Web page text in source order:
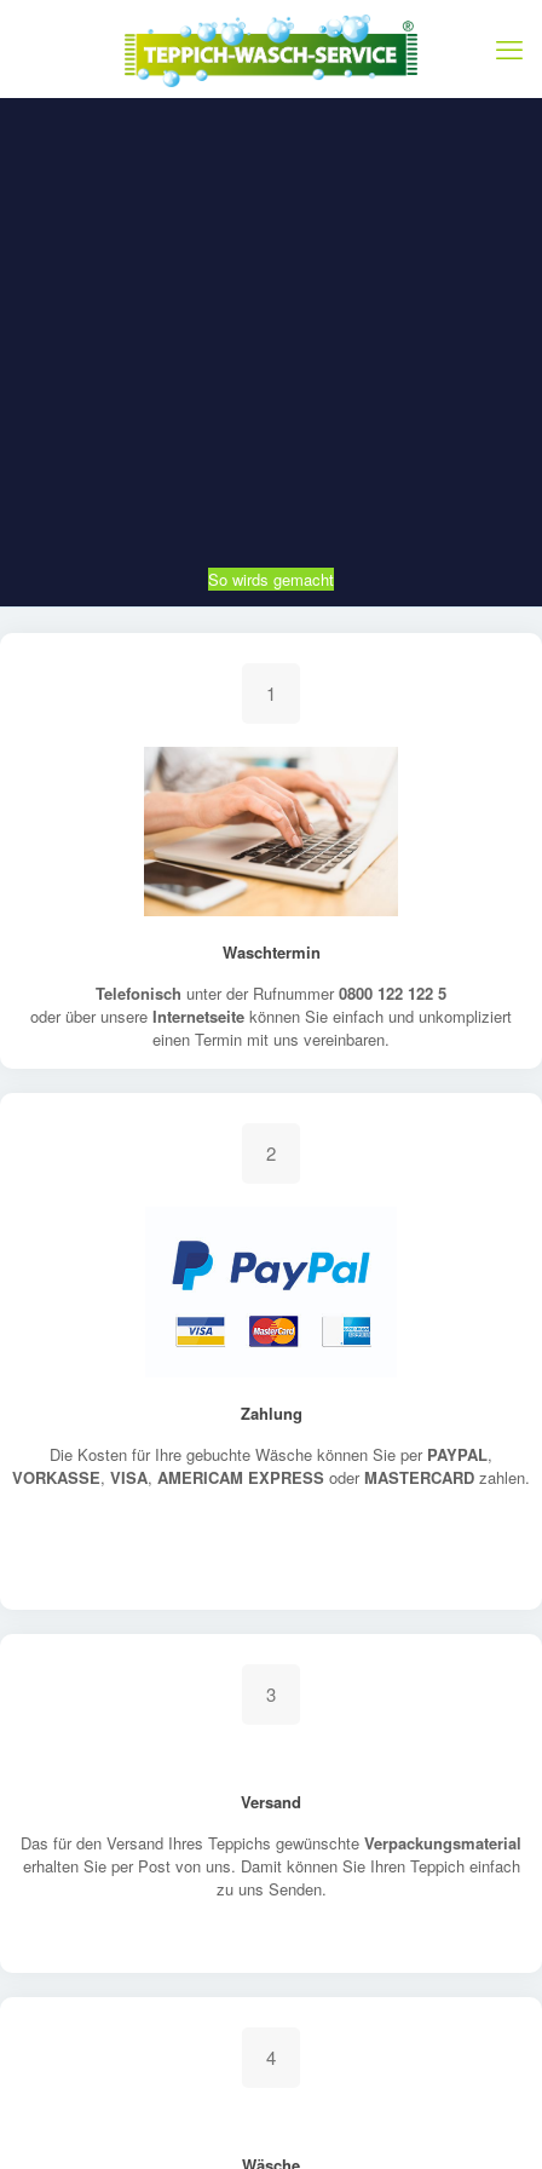
So wirds gemacht
1
Waschtermin
Telefonisch unter der Rufnummer0800 122 122 5
oder über unsere Internetseite können Sie einfach und unkompliziert
einen Termin mit uns vereinbaren.
2
Zahlung
Die Kosten für Ihre gebuchte Wäsche können Sie per PAYPAL,
VORKASSE, VISA, AMERICAM EXPRESS oderMASTERCARD zahlen.
3
Versand
Das für den Versand Ihres Teppichs gewünschte Verpackungsmaterial
erhalten Sie per Post von uns. Damit können Sie Ihren Teppich einfach
zu uns Senden.
4
Wäsche